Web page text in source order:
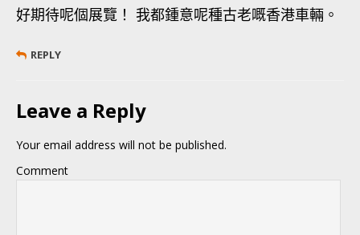
好期待呢個展覽！ 我都鍾意呢種古老嘅香港車輛。
REPLY
Leave a Reply
Your email address will not be published.
Comment